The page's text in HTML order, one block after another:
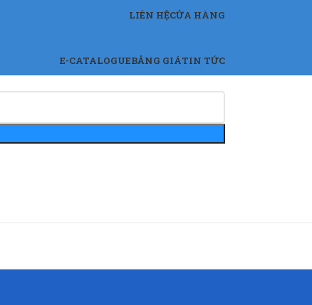
LIÊN HỆCỬA HÀNG
E-CATALOGUEBẢNG GIÁTIN TỨC